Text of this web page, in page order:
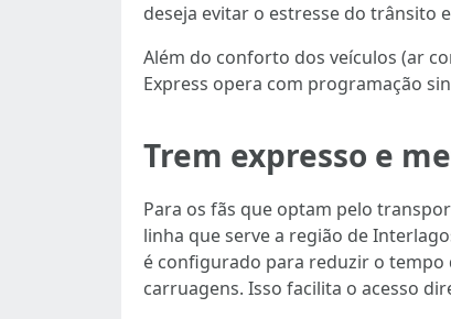
deseja evitar o estresse do trânsito
Além do conforto dos veículos (ar
Express opera com programação
Trem expresso e
Para os fãs que optam pelo
linha que serve a região de
é configurado para reduzir o tempo
carruagens. Isso facilita o acesso